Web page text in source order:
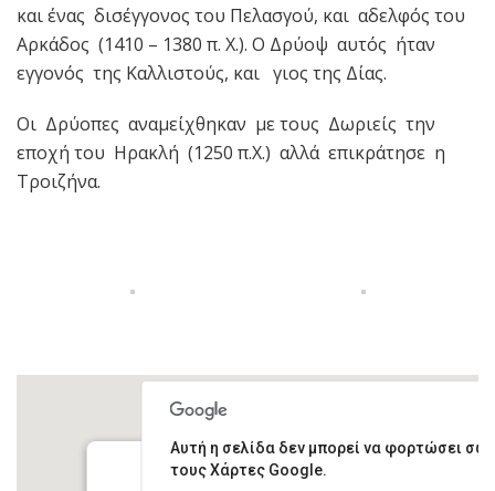
και ένας δισέγγονος του Πελασγού, και αδελφός του
Αρκάδος (1410 – 1380 π. Χ.). Ο Δρύοψ αυτός ήταν
εγγονός της Καλλιστούς, και γιος της Δίας.
Οι Δρύοπες αναμείχθηκαν με τους Δωριείς την
εποχή του Ηρακλή (1250 π.Χ.) αλλά επικράτησε η
Τροιζήνα.
Αυτή η σελίδα δεν μπορεί να φορτώσει
τους Χάρτες Google.